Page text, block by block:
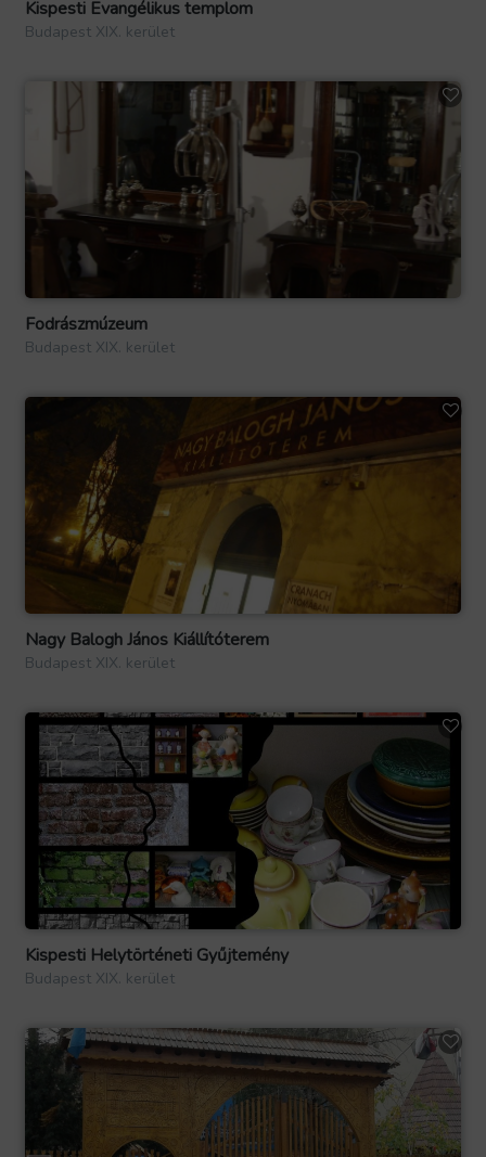
Kispesti Evangélikus templom
Budapest XIX. kerület
Fodrászmúzeum
Budapest XIX. kerület
Nagy Balogh János Kiállítóterem
Budapest XIX. kerület
Kispesti Helytörténeti Gyűjtemény
Budapest XIX. kerület